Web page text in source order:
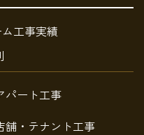
工事実績
パート工事
舗・テナント工事